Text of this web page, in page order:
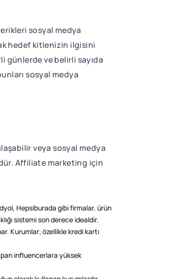
sosyal medya
hedef kitlenizin ilgisini
günlerde ve belirli sayıda
sosyal medya
veya sosyal medya
Affiliate marketing için
Hepsiburada gibi firmalar, ürün
sistemi son derece idealdir.
Kurumlar; özellikle kredi kartı
influencerlara yüksek